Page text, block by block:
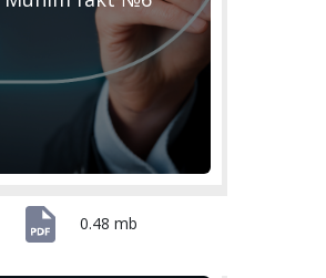
0.48 mb